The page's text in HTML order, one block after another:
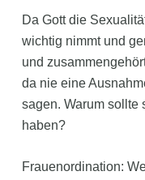
Da Gott die
wichtig nimmt und
und
da nie eine
sagen. Warum sollte
haben?
Frauenordination: